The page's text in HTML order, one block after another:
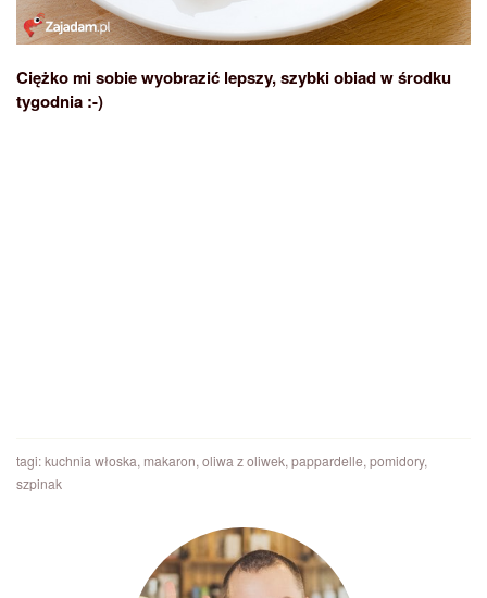
Ciężko mi sobie wyobrazić lepszy, szybki obiad w środku
tygodnia :-)
tagi:kuchnia włoska, makaron, oliwa z oliwek, pappardelle, pomidory,
szpinak